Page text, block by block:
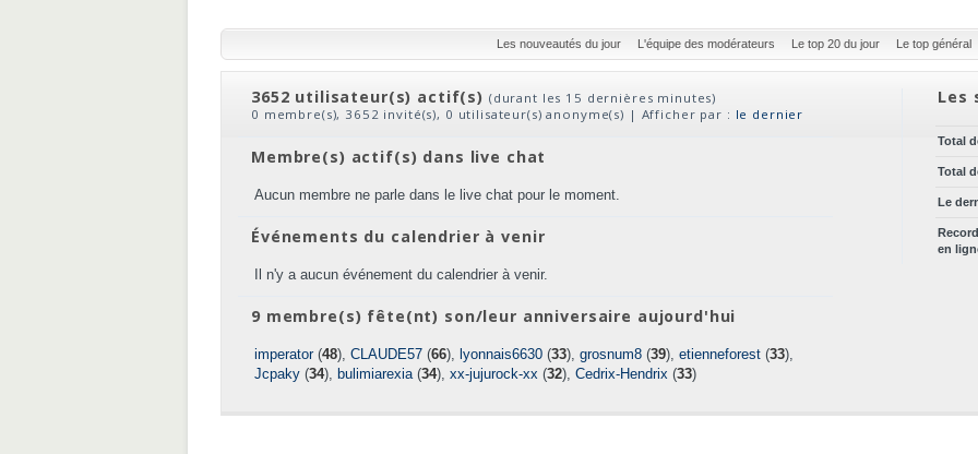
Les nouveautés du jour L'équipe des modérateurs Le top 20 du jour Le top général
Les
Total
Total
Le
en
3652 utilisateur(s) actif(s) (durant les 15 dernières minutes)
0 membre(s), 3652 invité(s), 0 utilisateur(s) anonyme(s) | Afficher par : le dernier
Membre(s) actif(s) dans live chat
Aucun membre ne parle dans le live chat pour le moment.
Événements du calendrier à venir
Il n'y a aucun événement du calendrier à venir.
9 membre(s) fête(nt) son/leur anniversaire aujourd'hui
imperator(48), CLAUDE57 (66), lyonnais6630 (33), grosnum8 (39), etienneforest (33),
Jcpaky (34), bulimiarexia(34), xx-jujurock-xx (32), Cedrix-Hendrix (33)